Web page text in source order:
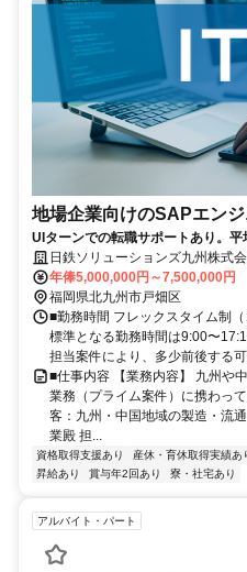
地場企業向けのSAPエン
UIターンでの転職サポートあり。
20日付与。深夜残業・休日出勤は原
日鉄ソリューションズ九州株式
年俸5,000,000円～7,500,000円
福岡県北九州市戸畑区
■勤務時間 フレックスタイム制
標準となる勤務時間は9:00〜
担当案件により、多少前後する
■仕事内容 【業務内容】 九州や
業務（プライム案件）に携わっ
客：九州・中国地域の製造・流
業殿 担...
資格取得支援あり 産休・育休取得実績あ
昇給あり
賞与年2回あり 寮・社宅あり
アルバイト・パート